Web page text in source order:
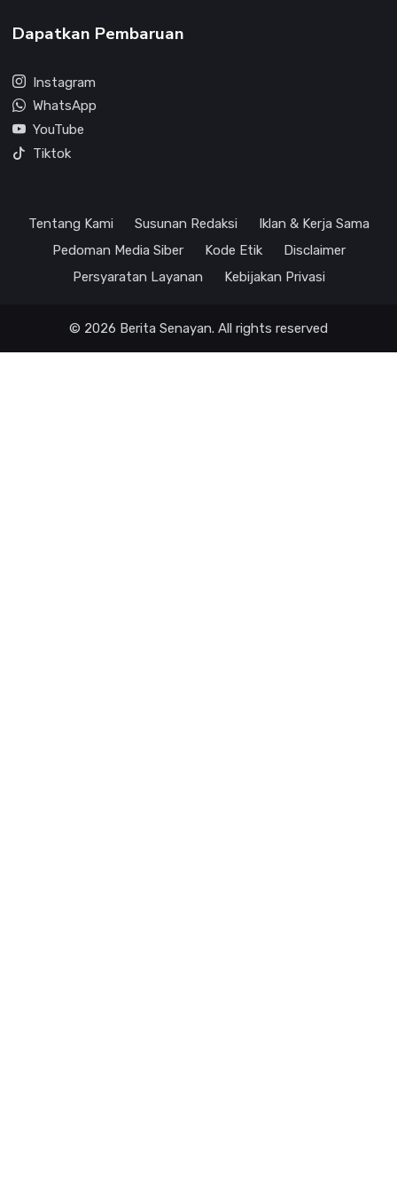
Dapatkan Pembaruan
Instagram
WhatsApp
YouTube
Tiktok
Tentang Kami Susunan Redaksi
Iklan & Kerja Sama
Pedoman Media Siber
Kode Etik
Disclaimer
Persyaratan Layanan
Kebijakan Privasi
© 2026 Berita Senayan. All rights reserved